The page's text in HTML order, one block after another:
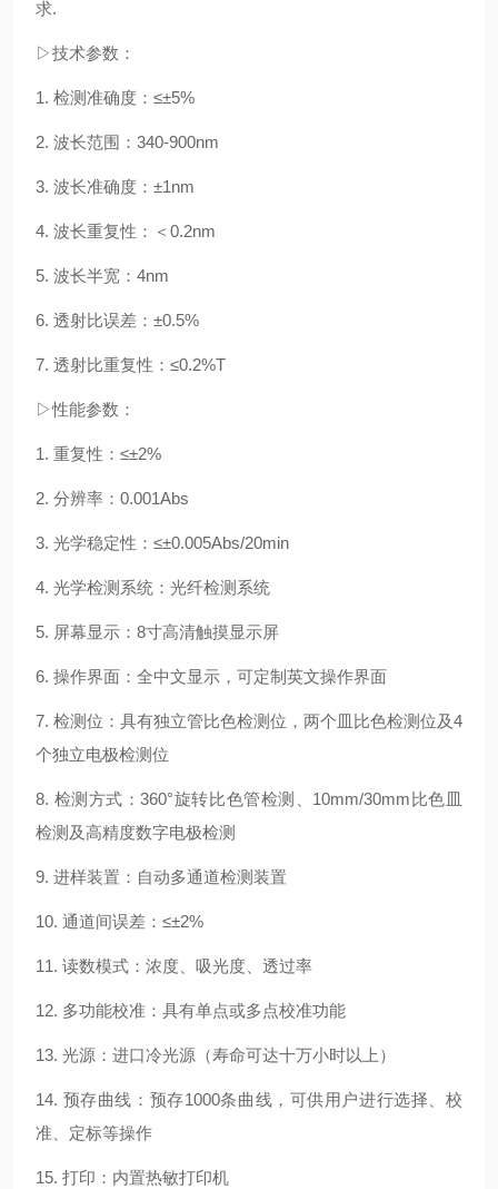
求.
▷技术参数：
1. 检测准确度：≤±5%
2. 波长范围：340-900nm
3. 波长准确度：±1nm
4. 波长重复性：＜0.2nm
5. 波长半宽：4nm
6. 透射比误差：±0.5%
7. 透射比重复性：≤0.2%T
▷性能参数：
1. 重复性：≤±2%
2. 分辨率：0.001Abs
3. 光学稳定性：≤±0.005Abs/20min
4. 光学检测系统：光纤检测系统
5. 屏幕显示：8寸高清触摸显示屏
6. 操作界面：全中文显示，可定制英文操作界面
7. 检测位：具有独立管比色检测位，两个皿比色检测位及4
个独立电极检测位
8. 检测方式：360°旋转比色管检测、10mm/30mm比色皿
检测及高精度数字电极检测
9. 进样装置：自动多通道检测装置
10. 通道间误差：≤±2%
11. 读数模式：浓度、吸光度、透过率
12. 多功能校准：具有单点或多点校准功能
13. 光源：进口冷光源（寿命可达十万小时以上）
14. 预存曲线：预存1000条曲线，可供用户进行选择、校
准、定标等操作
15. 打印：内置热敏打印机